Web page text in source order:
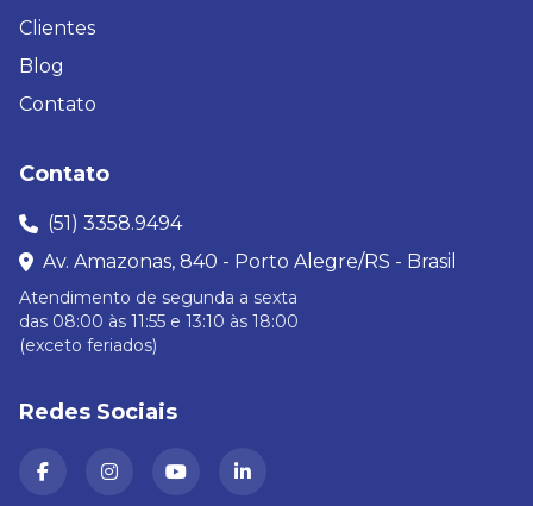
Clientes
Blog
Contato
Contato
(51) 3358.9494
Av. Amazonas, 840 - Porto Alegre/RS - Brasil
Atendimento de segunda a sexta
das 08:00 às 11:55 e 13:10 às 18:00
(exceto feriados)
Redes Sociais